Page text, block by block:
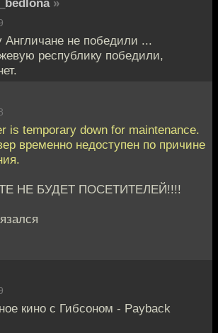
не победили ...
республику победили,
is temporary down for maintenance.
временно недоступен по причине
НЕ БУДЕТ ПОСЕТИТЕЛЕЙ!!!!
кино с Гибсоном - Payback